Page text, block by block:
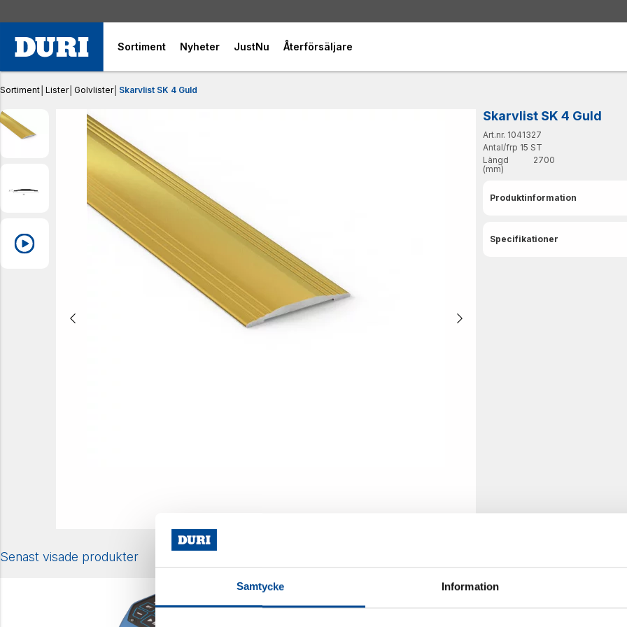
Samtycke Information
Sortiment Nyheter JustNu Återförsäljare
Sortiment Lister│ Golvlister│ Skarvlist SK 4 Guld
Skarvlist SK 4 Guld
Art.nr. 1041327
Antal/frp 15 ST
Längd
(mm)
2700
Produktinformation
Specifikationer
Senast visade produkter